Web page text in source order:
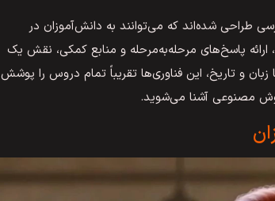
طراحی شده‌اند که می‌توانند به دانش‌آموزان در
ارائه پاسخ‌های مرحله‌به‌مرحله و منابع کمکی، نقش یک
و تاریخ، این فناوری‌ها تقریباً تمام دروس را پوشش